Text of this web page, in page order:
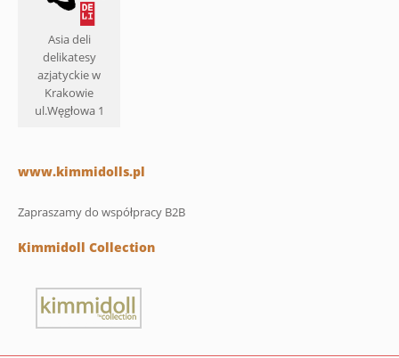
Asia deli
delikatesy
azjatyckie w
Krakowie
ul.Węgłowa 1
www.kimmidolls.pl
Zapraszamy do współpracy B2B
Kimmidoll Collection